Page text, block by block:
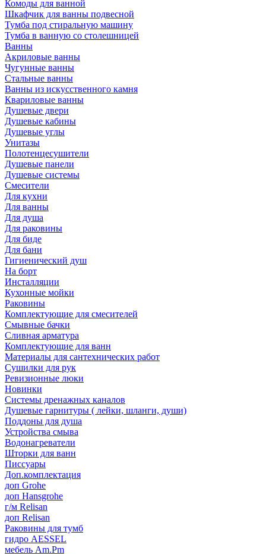
Комоды для ванной
Шкафчик для ванны подвесной
Тумба под стиральную машину
Тумба в ванную со столешницей
Ванны
Акриловые ванны
Чугунные ванны
Стальные ванны
Ванны из искусственного камня
Квариловые ванны
Душевые двери
Душевые кабины
Душевые углы
Унитазы
Полотенцесушители
Душевые панели
Душевые системы
Смесители
Для кухни
Для ванны
Для душа
Для раковины
Для биде
Для бани
Гигиенический душ
На борт
Инсталляции
Кухонные мойки
Раковины
Комплектующие для смесителей
Смывные бачки
Сливная арматура
Комплектующие для ванн
Материалы для сантехнических работ
Сушилки для рук
Ревизионные люки
Новинки
Системы дренажных каналов
Душевые гарнитуры ( лейки, шланги, души)
Поддоны для душа
Устройства смыва
Водонагреватели
Шторки для ванн
Писсуары
Доп.комплектация
доп Grohe
доп Hansgrohe
г/м Relisan
доп Relisan
Раковины для тумб
гидро AESSEL
мебель Am.Pm